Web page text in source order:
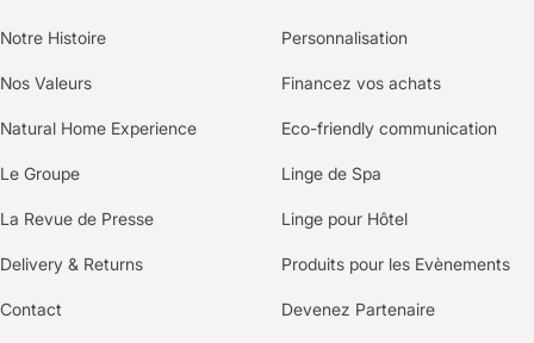
Notre Histoire
Nos Valeurs
Natural Home Experience
Le Groupe
La Revue de Presse
Delivery & Returns
Contact
Personnalisation
Financez vos achats
Eco-friendly communication
Linge de Spa
Linge pour Hôtel
Produits pour les Evènements
Devenez Partenaire